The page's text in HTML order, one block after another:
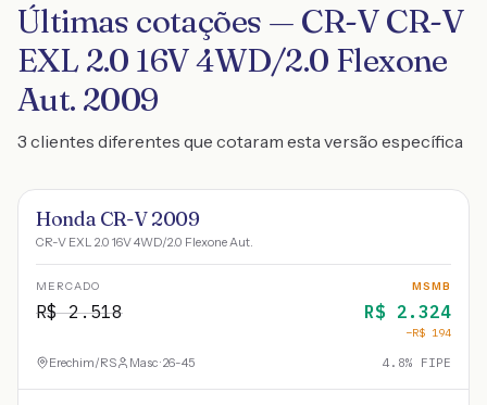
Últimas cotações — CR-V CR-V
EXL 2.0 16V 4WD/2.0 Flexone
Aut. 2009
3 clientes diferentes que cotaram esta versão específica
Honda CR-V 2009
CR-V EXL 2.0 16V 4WD/2.0 Flexone Aut.
MERCADO
R$2.518
MSMB
R$ 2.324
−R$ 194
Erechim/RS Masc · 26-45 4.8% FIPE